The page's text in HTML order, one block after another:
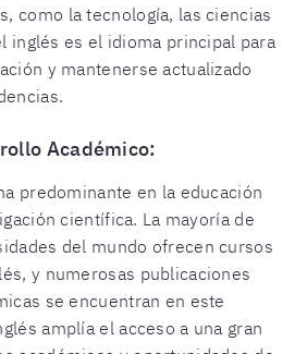
como la tecnología, las ciencias
inglés es el idioma principal para
y mantenerse actualizado
Académico:
predominante en la educación
científica. La mayoría de
del mundo ofrecen cursos
y numerosas publicaciones
se encuentran en este
amplía el acceso a una gran